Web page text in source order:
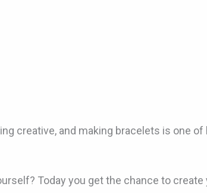
creative, and making bracelets is one
Today you get the chance to create